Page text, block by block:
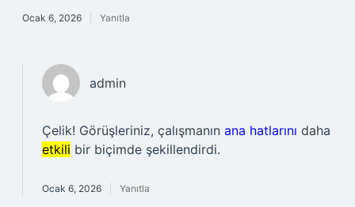
Ocak 6, 2026 Yanıtla
admin
Çelik! Görüşleriniz, çalışmanın ana hatlarını daha
etkili bir biçimde şekillendirdi.
Ocak 6, 2026 Yanıtla